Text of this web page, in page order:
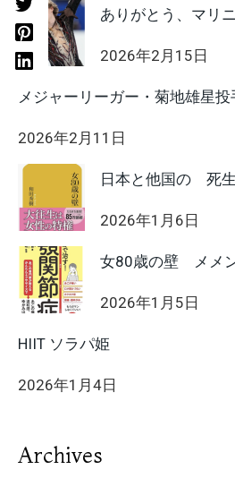
ありがとう、マリ
2026年2月15日
メジャーリーガー・菊地雄星
2026年2月11日
日本と他国の 死
2026年1月6日
女80歳の壁 メメ
2026年1月5日
HIIT ソラパ姫
2026年1月4日
Archives